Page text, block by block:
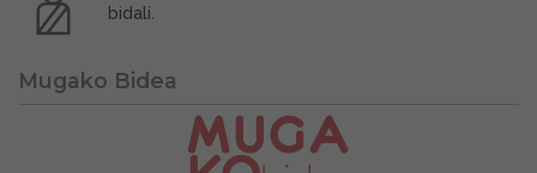
bidali.
Mugako Bidea